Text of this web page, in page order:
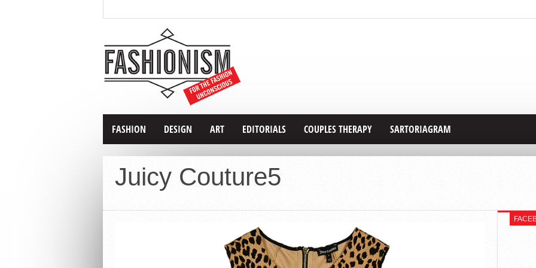
FASHION DESIGN ART EDITORIALS COUPLES THERAPY SARTORIAGRAM
Juicy Couture5